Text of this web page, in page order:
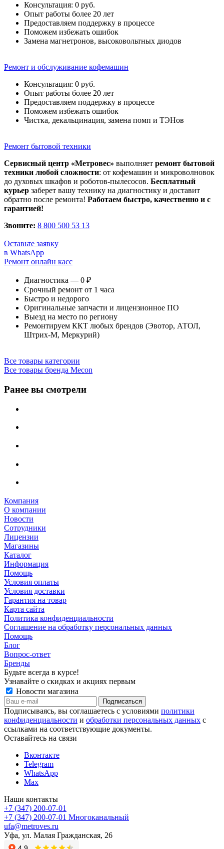
Консультация: 0 руб.
Опыт работы более 20 лет
Предоставляем поддержку в процессе
Поможем избежать ошибок
Замена магнетронов, высоковольтных диодов
Ремонт и обслуживание кофемашин
Консультация: 0 руб.
Опыт работы более 20 лет
Предоставляем поддержку в процессе
Поможем избежать ошибок
Чистка, декальцинация, замена помп и ТЭНов
Ремонт бытовой техники
Сервисный центр «Метровес» выполняет ремонт бытовой
техники любой сложности: от кофемашин и микроволновок
до духовых шкафов и роботов-пылесосов. Бесплатный
курьер заберет вашу технику на диагностику и доставит
обратно после ремонта! Работаем быстро, качественно и с
гарантией!
Звоните: 8 800 500 53 13
Оставьте заявку
в WhatsApp
Ремонт онлайн касс
Диагностика — 0 ₽
Срочный ремонт от 1 часа
Быстро и недорого
Оригинальные запчасти и лицензионное ПО
Выезд на место по региону
Ремонтируем ККТ любых брендов (Эвотор, АТОЛ,
Штрих-М, Меркурий)
Все товары категории
Все товары бренда Mecon
Ранее вы смотрели
Компания
О компании
Новости
Сотрудники
Лицензии
Магазины
Каталог
Информация
Помощь
Условия оплаты
Условия доставки
Гарантия на товар
Карта сайта
Политика конфиденциальности
Соглашение на обработку персональных данных
Помощь
Блог
Вопрос-ответ
Бренды
Будьте всегда в курсе!
Узнавайте о скидках и акциях первым
Новости магазина
Подписываясь, вы соглашаетесь с условиями политики
конфиденциальности и обработки персональных данных с
ссылками на соответствующие документы.
Оставайтесь на связи
Вконтакте
Telegram
WhatsApp
Max
Наши контакты
+7 (347) 200-07-01
+7 (347) 200-07-01 Многоканальный
ufa@metroves.ru
Уфа, ул. Малая Гражданская, 26